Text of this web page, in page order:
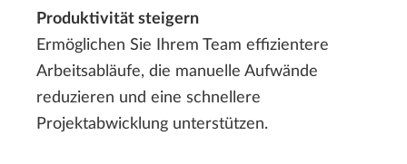
Produktivität steigern
Ermöglichen Sie Ihrem Team effizientere
Arbeitsabläufe, die manuelle Aufwände
reduzieren und eine schnellere
Projektabwicklung unterstützen.